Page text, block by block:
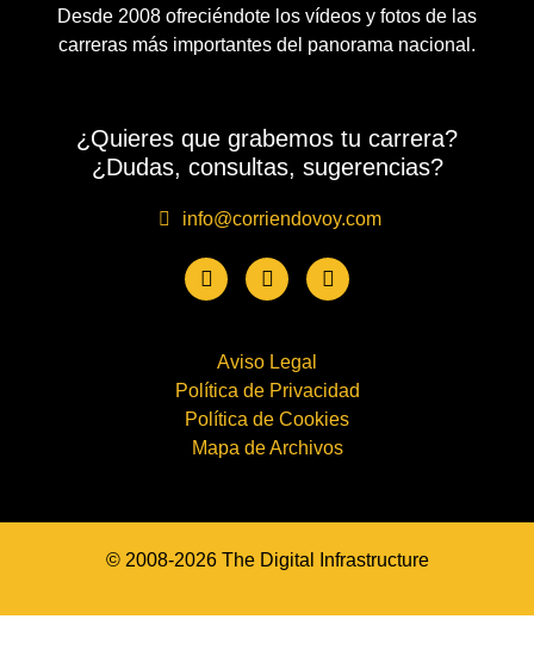
Desde 2008 ofreciéndote los vídeos y fotos de las
carreras más importantes del panorama nacional.
¿Quieres que grabemos tu carrera?
¿Dudas, consultas, sugerencias?
info@corriendovoy.com
Aviso Legal
Política de Privacidad
Política de Cookies
Mapa de Archivos
© 2008-2026 The Digital Infrastructure